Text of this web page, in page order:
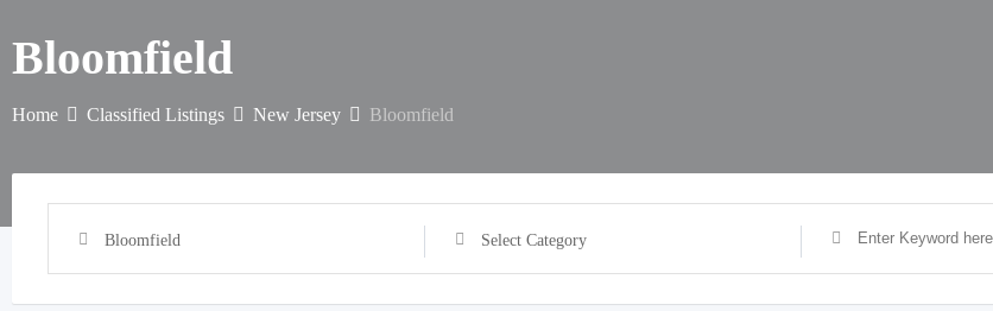
Bloomfield
Home Classified Listings New Jersey Bloomfield
Bloomfield Select Category